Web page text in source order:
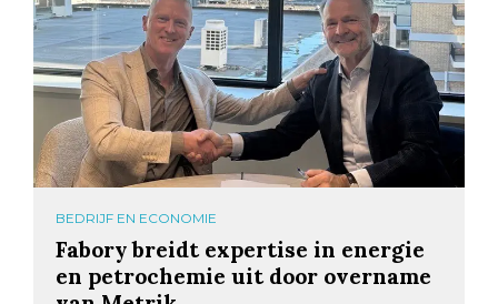
BEDRIJF EN ECONOMIE
Fabory breidt expertise in energie
en petrochemie uit door overname